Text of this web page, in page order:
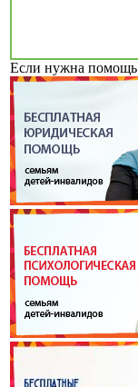
Если нужна помощь